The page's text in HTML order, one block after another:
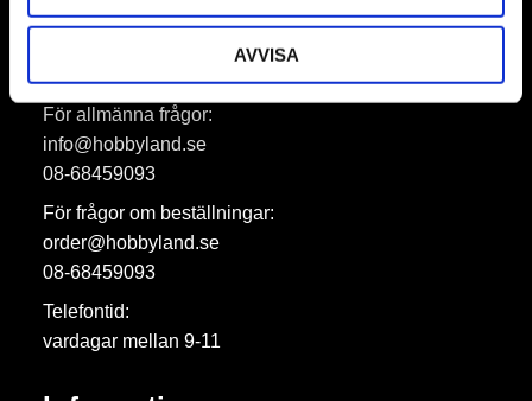
AVVISA
Hobbyland AB
För allmänna frågor:
info@hobbyland.se
08-68459093
För frågor om beställningar:
order@hobbyland.se
08-68459093
Telefontid:
vardagar mellan 9-11